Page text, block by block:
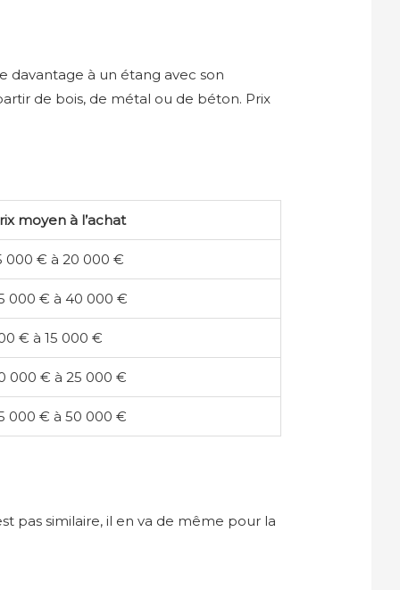
davantage à un étang avec son
de bois, de métal ou de béton. Prix
moyen à l’achat
000 € à 20 000 €
000 € à 40 000 €
€ à 15 000 €
000 € à 25 000 €
000 € à 50 000 €
pas similaire, il en va de même pour la